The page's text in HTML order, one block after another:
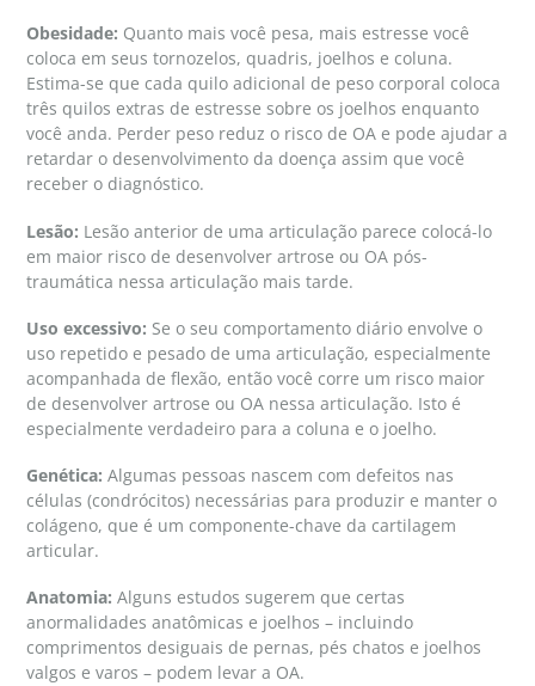
Obesidade: Quanto mais você pesa, mais estresse você
coloca em seus tornozelos, quadris, joelhos e coluna.
Estima-se que cada quilo adicional de peso corporal coloca
três quilos extras de estresse sobre os joelhos enquanto
você anda. Perder peso reduz o risco de OA e pode ajudar a
retardar o desenvolvimento da doença assim que você
receber o diagnóstico.
Lesão: Lesão anterior de uma articulação parece colocá-lo
em maior risco de desenvolver artrose ou OA pós-
traumática nessa articulação mais tarde.
Uso excessivo: Se o seu comportamento diário envolve o
uso repetido e pesado de uma articulação, especialmente
acompanhada de flexão, então você corre um risco maior
de desenvolver artrose ou OA nessa articulação. Isto é
especialmente verdadeiro para a coluna e o joelho.
Genética: Algumas pessoas nascem com defeitos nas
células (condrócitos) necessárias para produzir e manter o
colágeno, que é um componente-chave da cartilagem
articular.
Anatomia: Alguns estudos sugerem que certas
anormalidades anatômicas e joelhos – incluindo
comprimentos desiguais de pernas, pés chatos e joelhos
valgos e varos – podem levar a OA.